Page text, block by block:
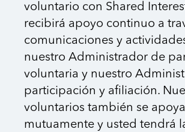
voluntario con Shared
recibirá apoyo continuo a
comunicaciones y
nuestro Administrador de
voluntaria y nuestro
participación y afiliación.
voluntarios también se
mutuamente y usted tendrá